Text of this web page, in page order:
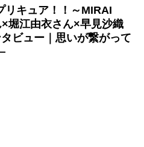
リキュア！！～MIRAI
堀江由衣さん×早見沙織
ビュー｜思いが繋がって